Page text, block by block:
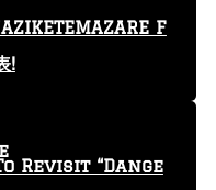
F
!
Revisit “Dange